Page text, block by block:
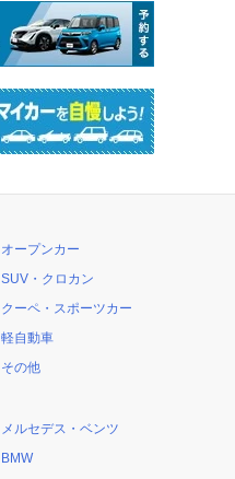
オープンカー
SUV・クロカン
クーペ・スポーツカー
軽自動車
その他
メルセデス・ベンツ
BMW